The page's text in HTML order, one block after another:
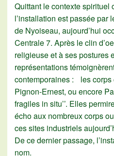
Quittant le contexte spirituel
l’installation est passée par
de Nyoiseau, aujourd’hui
Centrale 7. Après le clin
religieuse et à ses postures
représentations
contemporaines : les corps
Pignon-Ernest, ou encore
fragiles in situ’’. Elles
écho aux nombreux corps
ces sites industriels
De ce dernier passage,
nom.